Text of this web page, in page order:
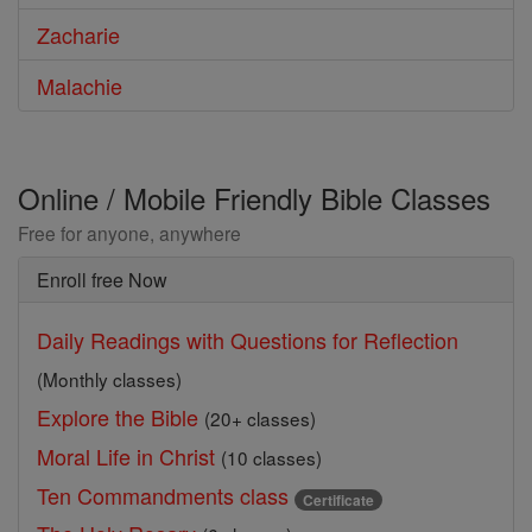
Zacharie
Malachie
Online / Mobile Friendly Bible Classes
Free for anyone, anywhere
Enroll free Now
Daily Readings with Questions for Reflection
(Monthly classes)
Explore the Bible (20+ classes)
Moral Life in Christ (10 classes)
Ten Commandments class Certificate